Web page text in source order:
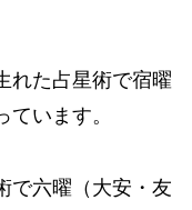
れた占星術で宿曜
います。
で六曜（大安・友